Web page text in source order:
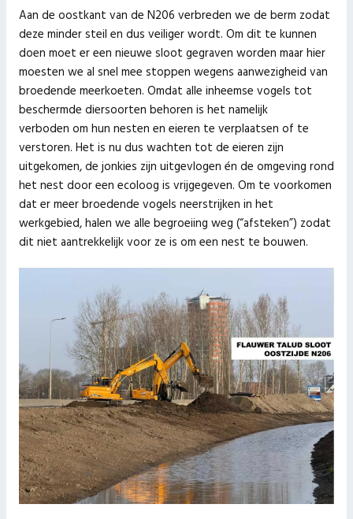
Aan de oostkant van de N206 verbreden we de berm zodat
deze minder steil en dus veiliger wordt. Om dit te kunnen
doen moet er een nieuwe sloot gegraven worden maar hier
moesten we al snel mee stoppen wegens aanwezigheid van
broedende meerkoeten. Omdat alle inheemse vogels tot
beschermde diersoorten behoren is het namelijk
verboden om hun nesten en eieren te verplaatsen of te
verstoren. Het is nu dus wachten tot de eieren zijn
uitgekomen, de jonkies zijn uitgevlogen én de omgeving rond
het nest door een ecoloog is vrijgegeven. Om te voorkomen
dat er meer broedende vogels neerstrijken in het
werkgebied, halen we alle begroeiing weg (“afsteken”) zodat
dit niet aantrekkelijk voor ze is om een nest te bouwen.